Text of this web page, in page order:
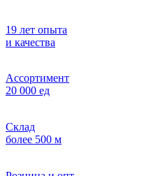
19 лет опыта
и качества
Ассортимент
20 000 ед
Склад
более 500 м